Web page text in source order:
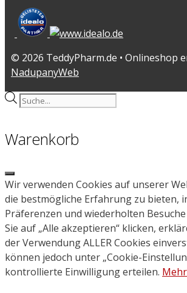
© 2026 TeddyPharm.de • Onlineshop
NadupanyWeb
Products
Warenkorb
Close
Wir verwenden Cookies auf unserer
die bestmögliche Erfahrung zu bieten,
Präferenzen und wiederholten
Sie auf „Alle akzeptieren“ klicken,
der Verwendung ALLER Cookies
können jedoch unter „Cookie-
kontrollierte Einwilligung erteilen.